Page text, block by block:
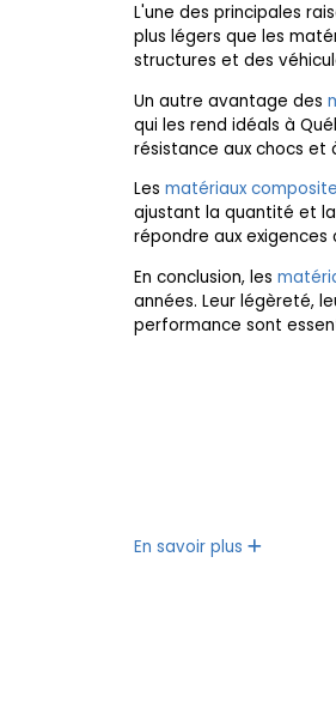
L'une des principales
plus légers que les
structures et des
Un autre avantage des
qui les rend idéals à
résistance aux chocs
Les matériaux
ajustant la quantité et
répondre aux
En conclusion, les
années. Leur légèreté,
performance sont
En savoir plus